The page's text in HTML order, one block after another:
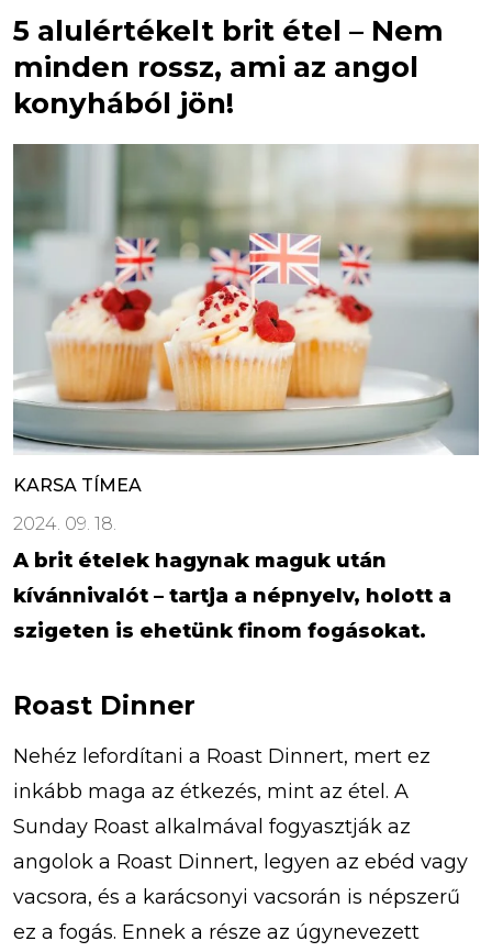
5 alulértékelt brit étel – Nem
minden rossz, ami az angol
konyhából jön!
KARSA TÍMEA
2024. 09. 18.
A brit ételek hagynak maguk után
kívánnivalót – tartja a népnyelv, holott a
szigeten is ehetünk finom fogásokat.
Roast Dinner
Nehéz lefordítani a Roast Dinnert, mert ez
inkább maga az étkezés, mint az étel. A
Sunday Roast alkalmával fogyasztják az
angolok a Roast Dinnert, legyen az ebéd vagy
vacsora, és a karácsonyi vacsorán is népszerű
ez a fogás. Ennek a része az úgynevezett